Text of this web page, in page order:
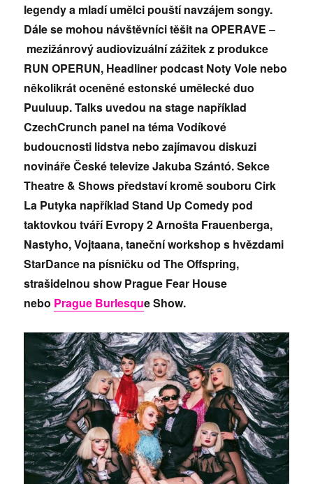
legendy a mladí umělci pouští navzájem songy.
Dále se mohou návštěvníci těšit na OPERAVE–
mezižánrový audiovizuální zážitek z produkce
RUN OPERUN, Headliner podcast Noty Vole nebo
několikrát oceněné estonské umělecké duo
Puuluup. Talks uvedou na stage například
CzechCrunch panel na téma Vodíkové
budoucnosti lidstva nebo zajímavou diskuzi
novináře České televize Jakuba Szántó. Sekce
Theatre & Shows představí kromě souboru Cirk
La Putyka například Stand Up Comedy pod
taktovkou tváří Evropy 2 Arnošta Frauenberga,
Nastyho, Vojtaana, taneční workshop s hvězdami
StarDance na písničku od The Offspring,
strašidelnou show Prague Fear House
nebo Prague Burlesque Show.